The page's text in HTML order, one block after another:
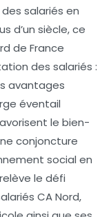
salariés en
d’un siècle, ce
de France
des salariés :
avantages
éventail
le bien-
conjoncture
social en
le défi
CA Nord,